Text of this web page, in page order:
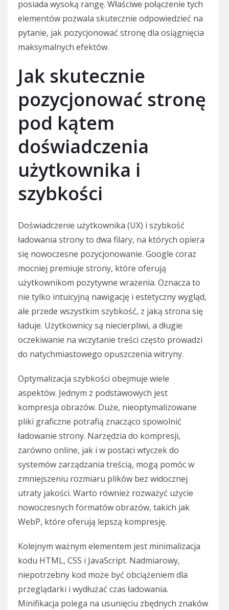
posiada wysoką rangę. Właściwe połączenie tych
elementów pozwala skutecznie odpowiedzieć na
pytanie, jak pozycjonować stronę dla osiągnięcia
maksymalnych efektów.
Jak skutecznie
pozycjonować stronę
pod kątem
doświadczenia
użytkownika i
szybkości
Doświadczenie użytkownika (UX) i szybkość
ładowania strony to dwa filary, na których opiera
się nowoczesne pozycjonowanie. Google coraz
mocniej premiuje strony, które oferują
użytkownikom pozytywne wrażenia. Oznacza to
nie tylko intuicyjną nawigację i estetyczny wygląd,
ale przede wszystkim szybkość, z jaką strona się
ładuje. Użytkownicy są niecierpliwi, a długie
oczekiwanie na wczytanie treści często prowadzi
do natychmiastowego opuszczenia witryny.
Optymalizacja szybkości obejmuje wiele
aspektów. Jednym z podstawowych jest
kompresja obrazów. Duże, nieoptymalizowane
pliki graficzne potrafią znacząco spowolnić
ładowanie strony. Narzędzia do kompresji,
zarówno online, jak i w postaci wtyczek do
systemów zarządzania treścią, mogą pomóc w
zmniejszeniu rozmiaru plików bez widocznej
utraty jakości. Warto również rozważyć użycie
nowoczesnych formatów obrazów, takich jak
WebP, które oferują lepszą kompresję.
Kolejnym ważnym elementem jest minimalizacja
kodu HTML, CSS i JavaScript. Nadmiarowy,
niepotrzebny kod może być obciążeniem dla
przeglądarki i wydłużać czas ładowania.
Minifikacja polega na usunięciu zbędnych znaków